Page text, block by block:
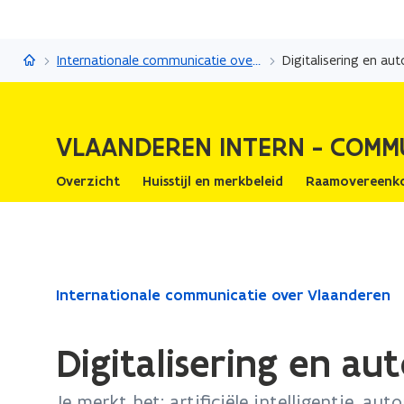
Vlaanderen Intern - Communicatie Internationale communicatie over Vlaanderen Digitalisering en
VLAANDEREN INTERN -
Overzicht Huisstijl en merkbeleid
Gedaan
bevindt
Internationale communicatie over Vlaanderen
Digitalisering en